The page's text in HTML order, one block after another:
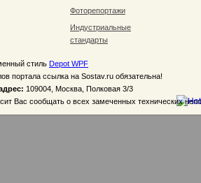
Фоторепортажи
Индустриальные
стандарты
стиль Depot WPF
портала ссылка на Sostav.ru обязательна!
109004, Москва, Полковая 3/3
Вас сообщать о всех замеченных технических